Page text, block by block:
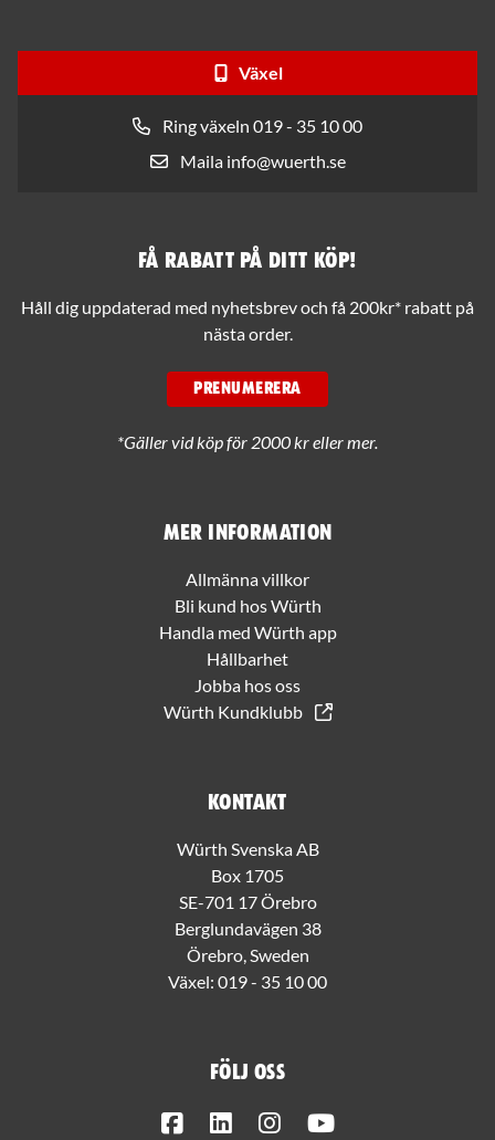
Växel
Ring växeln 019 - 35 10 00
Maila info@wuerth.se
Mer information
Allmänna villkor
Bli kund hos Würth
Handla med Würth app
Hållbarhet
Jobba hos oss
Würth Kundklubb
Kontakt
Würth Svenska AB
Box 1705
SE-701 17 Örebro
Berglundavägen 38
Örebro, Sweden
Växel: 019 - 35 10 00
Följ oss
FacebookLinkedInInstagram
Få rabatt på ditt köp!
Håll dig uppdaterad med nyhetsbrev och få 200kr* rabatt på
nästa order.
PRENUMERERA
*Gäller vid köp för 2000 kr eller mer.